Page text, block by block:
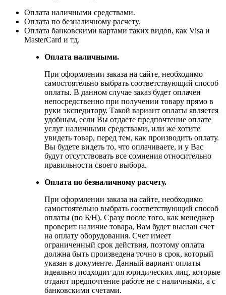
Оплата наличными средствами.
Оплата по безналичному расчету.
Оплата банковскими картами таких видов, как Visa и
MasterCard и тд.
Оплата наличными.
При оформлении заказа на сайте, необходимо
самостоятельно выбрать соответствующий способ
оплаты. В данном случае заказ будет оплачен
непосредственно при получении товару прямо в
руки экспедитору. Такой вариант оплаты является
удобным, если Вы отдаете предпочтение оплате
услуг наличными средствами, или же хотите
увидеть товар, перед тем, как производить оплату.
Вы будете видеть то, что оплачиваете, и у Вас
будут отсутствовать все сомнения относительно
правильности своего выбора.
Оплата по безналичному расчету.
При оформлении заказа на сайте, необходимо
самостоятельно выбрать соответствующий способ
оплаты (по Б/Н). Сразу после того, как менеджер
проверит наличие товара, Вам будет выслан счет
на оплату оборудования. Счет имеет
ограниченный срок действия, поэтому оплата
должна быть произведена точно в срок, который
указан в документе. Данный вариант оплаты
идеально подходит для юридических лиц, которые
отдают предпочтение работе не с наличными, а с
банковскими счетами.